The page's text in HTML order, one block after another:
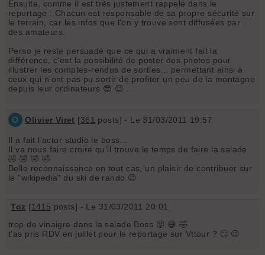
Ensuite, comme il est très justement rappelé dans le
reportage : Chacun est responsable de sa propre sécurité sur
le terrain, car les infos que l'on y trouve sont diffusées par
des amateurs.
Perso je reste persuadé que ce qui a vraiment fait la
différence, c'est la possibilité de poster des photos pour
illustrer les comptes-rendus de sorties... permettant ainsi à
ceux qui n'ont pas pu sortir de profiter un peu de la montagne
depuis leur ordinateurs 😎 😉 .
O Olivier Viret [361 posts] - Le 31/03/2011 19:57
Il a fait l'actor studio le boss...
Il va nous faire croire qu'il trouve le temps de faire la salade
🤣 🤣 🤣 🤣
Belle reconnaissance en tout cas, un plaisir de contribuer sur
le "wikipedia" du ski de rando 😉
Toz [1415 posts] - Le 31/03/2011 20:01
trop de vinaigre dans la salade Boss 😜 😄 🤣
t'as pris RDV en juillet pour le reportage sur Vttour ? 🙄 😉